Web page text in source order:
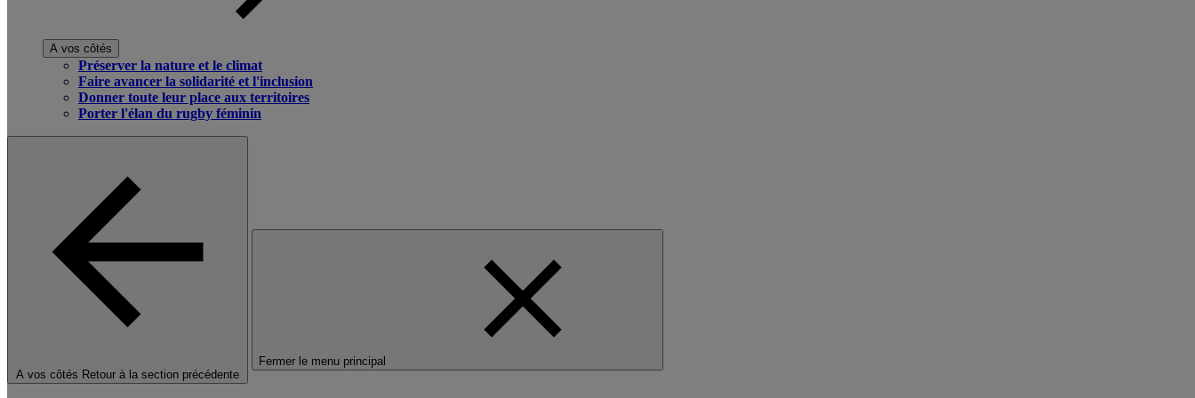
A vos côtés
Préserver la nature et le climat
Faire avancer la solidarité et l'inclusion
Donner toute leur place aux territoires
Porter l'élan du rugby féminin
A vos côtés Retour à la section précédente
Fermer le menu principal